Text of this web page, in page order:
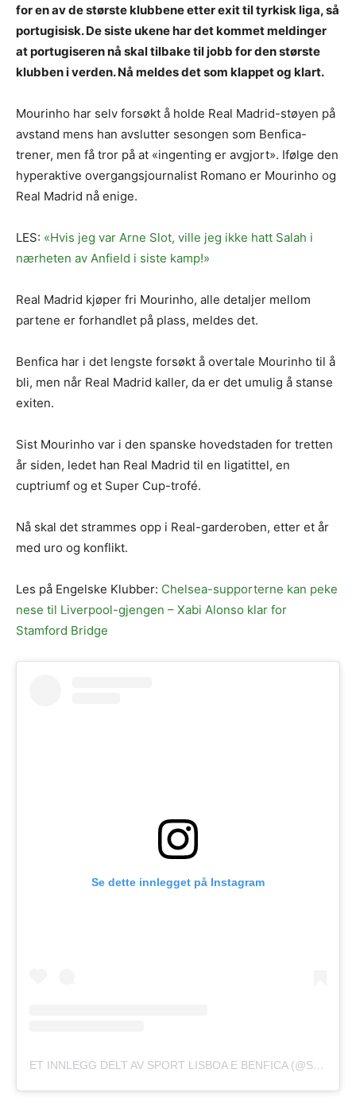
for en av de største klubbene etter exit til tyrkisk liga, så
portugisisk. De siste ukene har det kommet meldinger
at portugiseren nå skal tilbake til jobb for den største
klubben i verden. Nå meldes det som klappet og klart.
Mourinho har selv forsøkt å holde Real Madrid-støyen på
avstand mens han avslutter sesongen som Benfica-
trener, men få tror på at «ingenting er avgjort». Ifølge den
hyperaktive overgangsjournalist Romano er Mourinho og
Real Madrid nå enige.
LES: «Hvis jeg var Arne Slot, ville jeg ikke hatt Salah i
nærheten av Anfield i siste kamp!»
Real Madrid kjøper fri Mourinho, alle detaljer mellom
partene er forhandlet på plass, meldes det.
Benfica har i det lengste forsøkt å overtale Mourinho til å
bli, men når Real Madrid kaller, da er det umulig å stanse
exiten.
Sist Mourinho var i den spanske hovedstaden for tretten
år siden, ledet han Real Madrid til en ligatittel, en
cuptriumf og et Super Cup-trofé.
Nå skal det strammes opp i Real-garderoben, etter et år
med uro og konflikt.
Les på Engelske Klubber: Chelsea-supporterne kan peke
nese til Liverpool-gjengen – Xabi Alonso klar for
Stamford Bridge
Se dette innlegget på Instagram
ET INNLEGG DELT AV SPORT LISBOA E BENFICA (@SLBENFICA)